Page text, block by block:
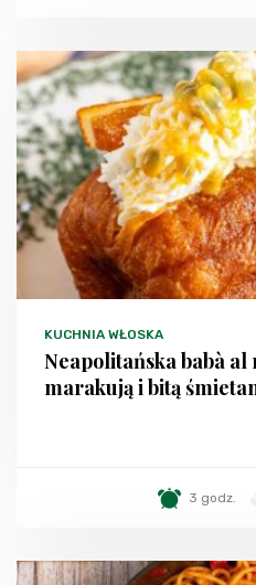
KUCHNIA WŁOSKA
Neapolitańska babà
marakują i bitą
3 godz.